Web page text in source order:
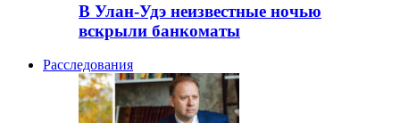
В Улан-Удэ неизвестные ночью
вскрыли банкоматы
Расследования